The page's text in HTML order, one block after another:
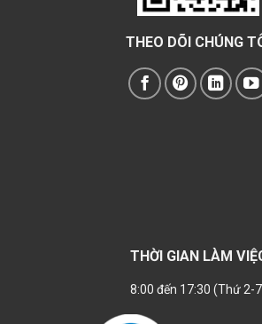
THEO DÕI CHÚNG
THỜI GIAN LÀM
8:00 đến 17:30 (Thứ 2-